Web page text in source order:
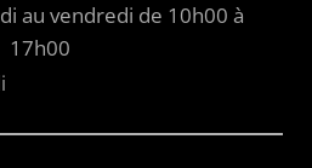
au vendredi de 10h00 à
17h00